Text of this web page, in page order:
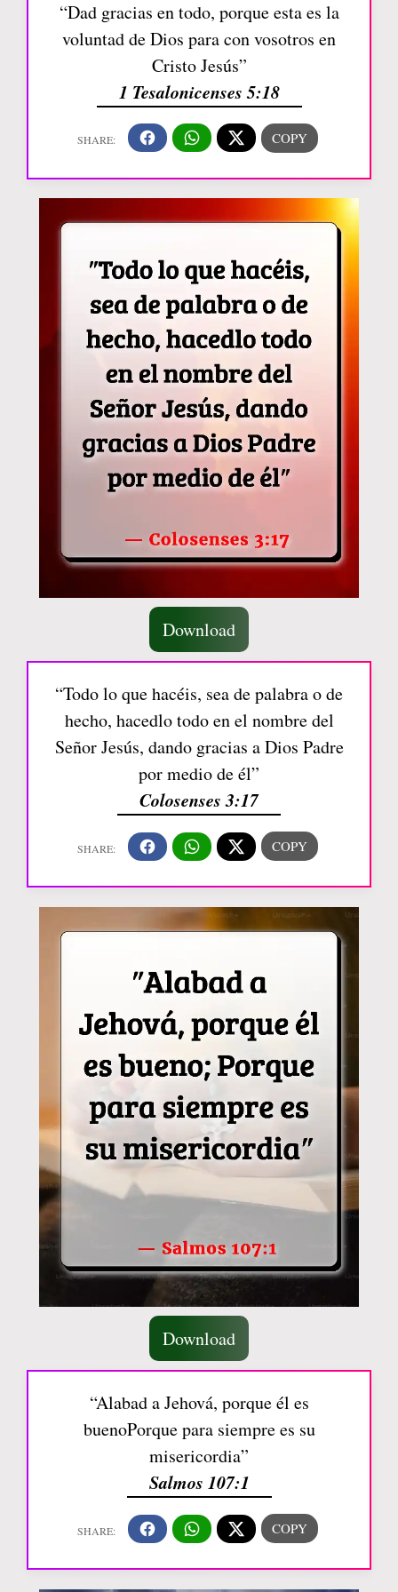
“Dad gracias en todo, porque esta es la
voluntad de Dios para con vosotros en
Cristo Jesús”
1 Tesalonicenses 5:18
Download
“Todo lo que hacéis, sea de palabra o de
hecho, hacedlo todo en el nombre del
Señor Jesús, dando gracias a Dios Padre
por medio de él”
Colosenses 3:17
Download
“Alabad a Jehová, porque él es
buenoPorque para siempre es su
misericordia”
Salmos 107:1